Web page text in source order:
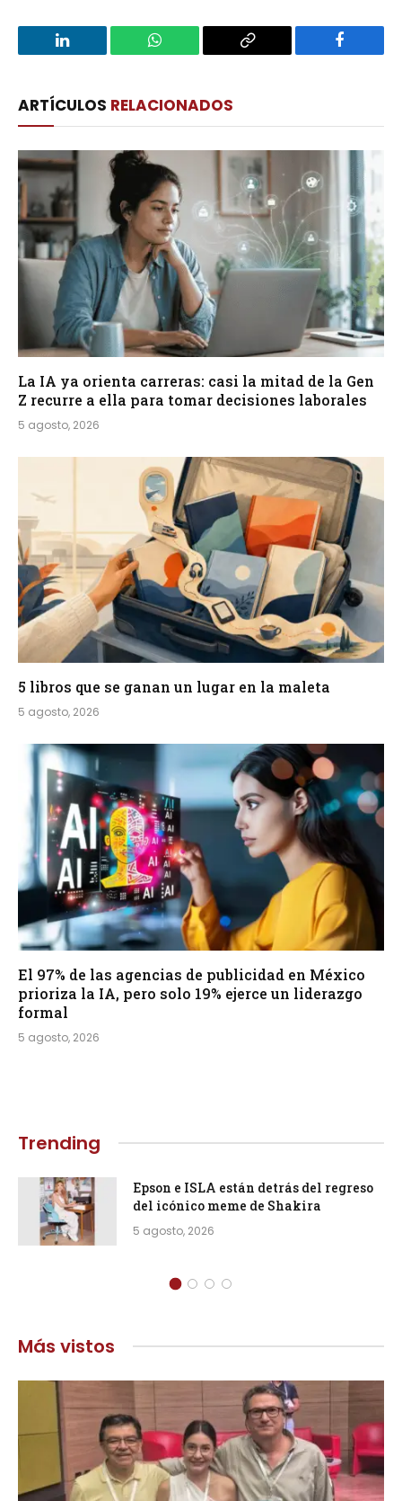
LinkedIn WhatsApp
Copy
Facebook
ARTÍCULOS RELACIONADOS
La IA ya orienta carreras: casi la mitad de la Gen
Z recurre a ella para tomar decisiones laborales
5 agosto, 2026
5 libros que se ganan un lugar en la maleta
5 agosto, 2026
El 97% de las agencias de publicidad en México
prioriza la IA, pero solo 19% ejerce un liderazgo
formal
5 agosto, 2026
Trending
Epson e ISLA están detrás del regreso
del icónico meme de Shakira
5 agosto, 2026
Más vistos